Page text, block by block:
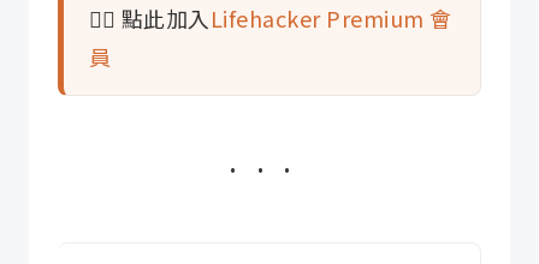
👉🏼 點此加入 Lifehacker Premium 會
員